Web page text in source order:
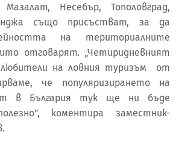
Несебър, Тополовград,
също присъстват, за да
на териториалните
отговарят. „Четиридневният
любители на ловния туризъм от
че популяризирането на
в България тук ще ни бъде
коментира заместник-